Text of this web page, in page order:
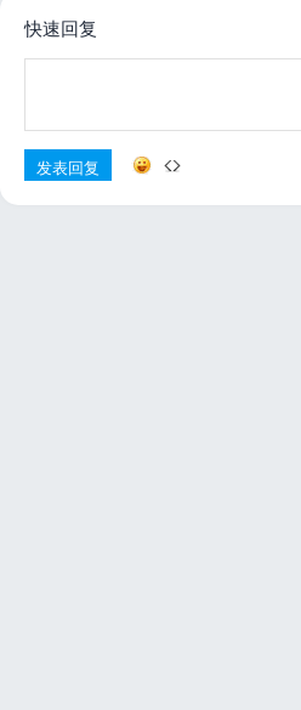
快速回复
发表回复